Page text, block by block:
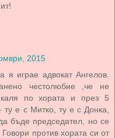
2015
я играе адвокат Ангелов.
честолюбие ,че не
по хората и през 5
е с Митко, ту е с Донка,
бъде председател, но се
против хората си от